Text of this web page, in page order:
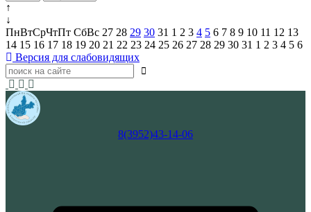
↑
↓
ПнВтСрЧтПт СбВс 27 28 29 30 31 1 2 3 4 5 6 7 8 9 10 11 12 13
14 15 16 17 18 19 20 21 22 23 24 25 26 27 28 29 30 31 1 2 3 4 5 6
Версия для слабовидящих
8(3952)43-14-06